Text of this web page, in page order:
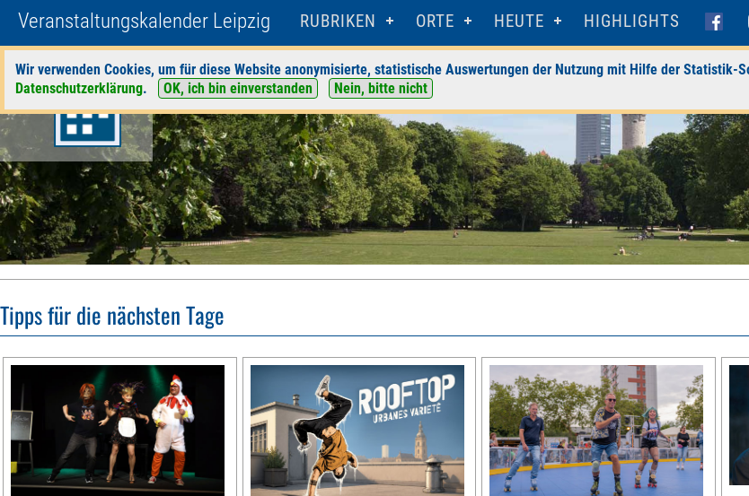
Veranstaltungskalender Leipzig RUBRIKEN ORTE HEUTE HIGHLIGHTS
Wir verwenden Cookies, um für diese Website anonymisierte, statistische Auswertungen der Nutzung mit Hilfe der
Datenschutzerklärung. OK, ich bin einverstanden Nein, bitte nicht
Tipps für die nächsten Tage